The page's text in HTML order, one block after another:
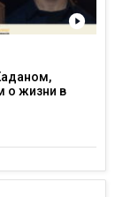
о жизни в